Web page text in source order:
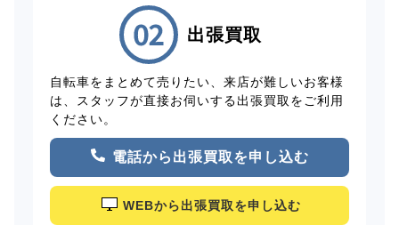
出張買取
自転車をまとめて売りたい、来店が難しいお客様
は、スタッフが直接お伺いする出張買取をご利用
ください。
電話から出張買取を申し込む
WEBから出張買取を申し込む